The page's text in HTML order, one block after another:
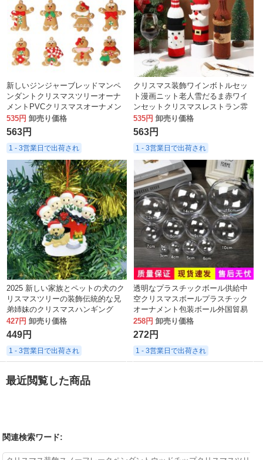
新しいジンジャーブレッドマンペ
ンダントクリスマスツリーオーナ
メントPVCクリスマスオーナメン
ト
535円 卸売り価格
563円
1 - 3営業日で出荷され
クリスマス装飾ワインボトルセッ
ト漫画ニット老人雪だるま赤ワイ
ンセットクリスマスレストラン雰
囲気装飾装飾
535円 卸売り価格
563円
1 - 3営業日で出荷され
2025 新しい家族とペットの犬のク
リスマスツリーの装飾伝統的な兄
弟姉妹のクリスマスハンギング
427円 卸売り価格
449円
1 - 3営業日で出荷され
透明なプラスチックボール供給中
空クリスマスボールプラスチック
オーナメント包装ボール外国貿易
クリスマスツリー透明装飾ボール
258円 卸売り価格
272円
1 - 3営業日で出荷され
最近閲覧した商品
関連検索ワード: